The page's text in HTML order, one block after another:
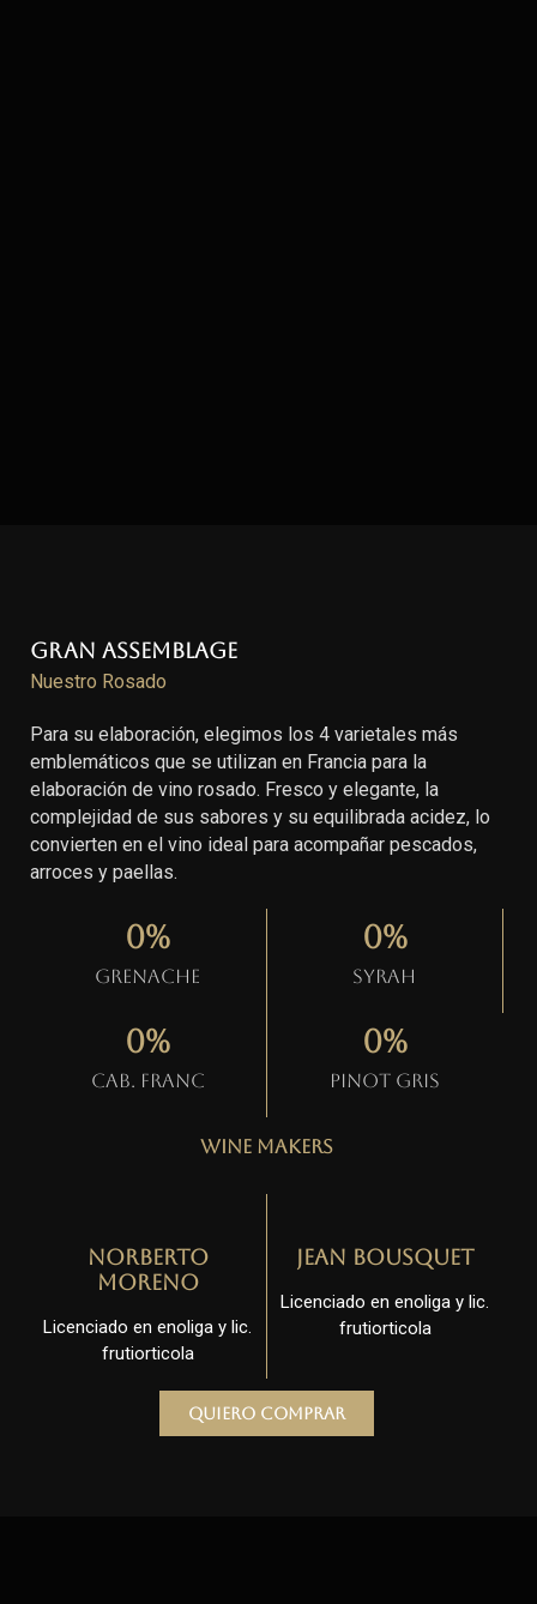
Gran Assemblage
Nuestro Rosado
Para su elaboración, elegimos los 4 varietales más
emblemáticos que se utilizan en Francia para la
elaboración de vino rosado. Fresco y elegante, la
complejidad de sus sabores y su equilibrada acidez, lo
convierten en el vino ideal para acompañar pescados,
arroces y paellas.
Grenache
0%
Syrah
0%
Cab. Franc
0%
Pinot gris
0%
Wine Makers
Norberto
Moreno
Licenciado en enoliga y lic.
frutiorticola
Jean Bousquet
Licenciado en enoliga y lic.
frutiorticola
Quiero comprar